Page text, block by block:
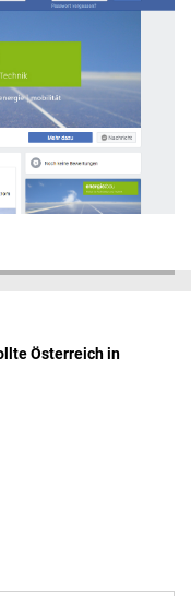
Österreich in